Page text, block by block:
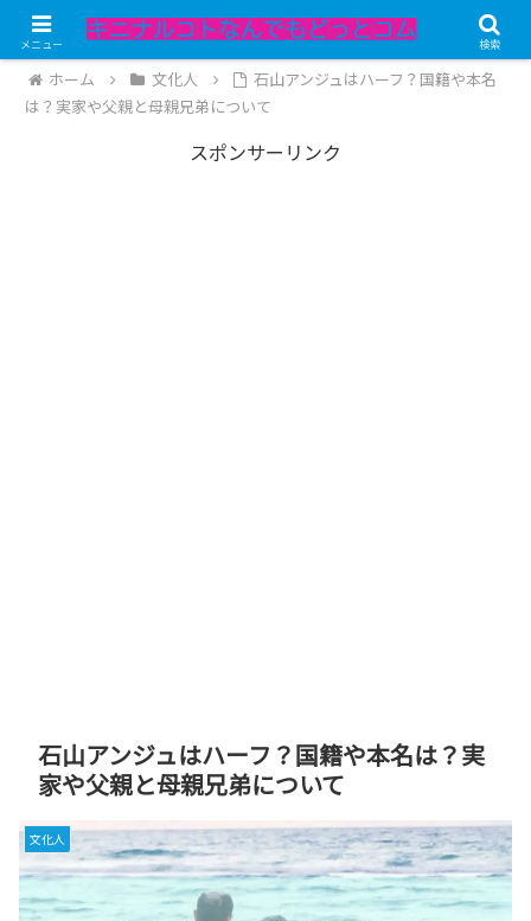
記事内にPRが含まれています。
ホーム 文化人
石山アンジュはハーフ？国籍や本名
は？実家や父親と母親兄弟について
スポンサーリンク
石山アンジュはハーフ？国籍や本名は？実
家や父親と母親兄弟について
文化人
メニュー 検索